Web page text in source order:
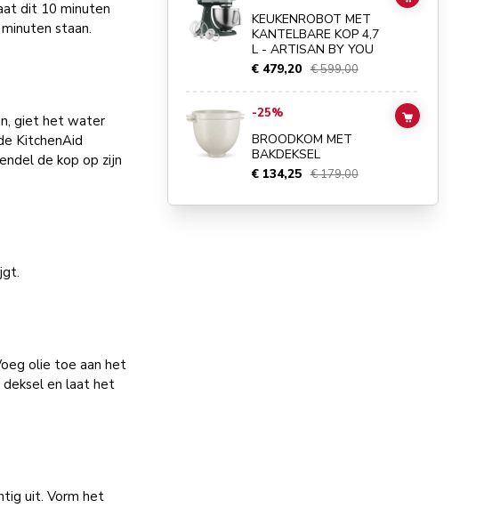
dit 10 minuten
staan.
giet het water
KitchenAid
de kop op zijn
olie toe aan het
en laat het
uit. Vorm het
KEUKENROBOT MET
KANTELBARE KOP 4,7
L - ARTISAN BY YOU
€ 479,20 € 599,00
Go toBROODKOM MET BAKDEKSEL details page
-25%
BROODKOM MET
BAKDEKSEL
€ 134,25 € 179,00
ADD TO CART